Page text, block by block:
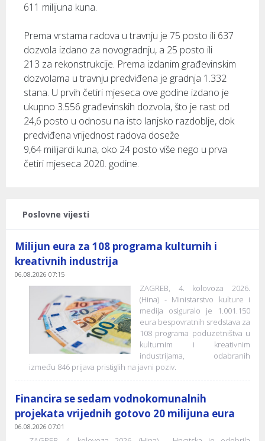
611 milijuna kuna.
Prema vrstama radova u travnju je 75 posto ili 637
dozvola izdano za novogradnju, a 25 posto ili
213 za rekonstrukcije. Prema izdanim građevinskim
dozvolama u travnju predviđena je gradnja 1.332
stana. U prvih četiri mjeseca ove godine izdano je
ukupno 3.556 građevinskih dozvola, što je rast od
24,6 posto u odnosu na isto lanjsko razdoblje, dok
predviđena vrijednost radova doseže
9,64 milijardi kuna, oko 24 posto više nego u prva
četiri mjeseca 2020. godine.
Poslovne vijesti
Milijun eura za 108 programa kulturnih i
kreativnih industrija
06.08.2026 07:15
ZAGREB, 4. kolovoza 2026.
(Hina) - Ministarstvo kulture i
medija osiguralo je 1.001.150
eura bespovratnih sredstava za
108 programa poduzetništva u
kulturnim i kreativnim
industrijama, odabranih
između 846 prijava pristiglih na javni poziv.
Financira se sedam vodnokomunalnih
projekata vrijednih gotovo 20 milijuna eura
06.08.2026 07:01